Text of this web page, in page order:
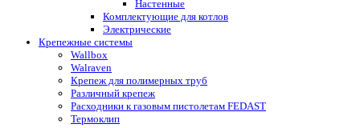
Настенные
Комплектующие для котлов
Электрические
Крепежные системы
Wallbox
Walraven
Крепеж для полимерных труб
Различный крепеж
Расходники к газовым пистолетам FEDAST
Термоклип